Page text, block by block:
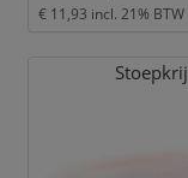
€ 11,93 incl. 21% BTW